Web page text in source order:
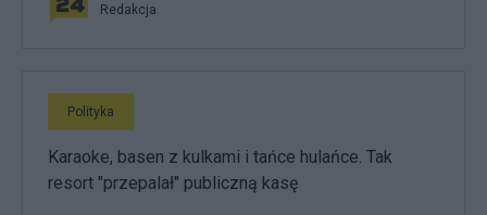
Redakcja
Polityka
Karaoke, basen z kulkami i tańce hulańce. Tak
resort "przepalał" publiczną kasę